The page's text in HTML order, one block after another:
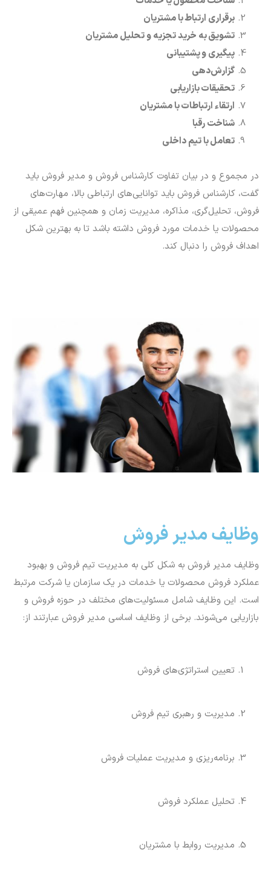
برقراری ارتباط با مشتریان
تشویق به خرید تجزیه و تحلیل مشتریان
پیگیری و پشتیبانی
گزارش‌دهی
تحقیقات بازاریابی
ارتقاء ارتباطات با مشتریان
شناخت رقبا
تعامل با تیم داخلی
در مجموع و در بیان تفاوت کارشناس فروش و مدیر فروش باید
گفت، کارشناس فروش باید توانایی‌های ارتباطی بالا، مهارت‌های
فروش، تحلیل‌گری، مذاکره، مدیریت زمان و همچنین فهم عمیقی از
محصولات یا خدمات مورد فروش داشته باشد تا به بهترین شکل
اهداف فروش را دنبال کند.
وظایف مدیر فروش
وظایف مدیر فروش به شکل کلی به مدیریت تیم فروش و بهبود
عملکرد فروش محصولات یا خدمات در یک سازمان یا شرکت مرتبط
است. این وظایف شامل مسئولیت‌های مختلف در حوزه فروش و
بازاریابی می‌شوند. برخی از وظایف اساسی مدیر فروش عبارتند از:
تعیین استراتژی‌های فروش
مدیریت و رهبری تیم فروش
برنامه‌ریزی و مدیریت عملیات فروش
تحلیل عملکرد فروش
مدیریت روابط با مشتریان